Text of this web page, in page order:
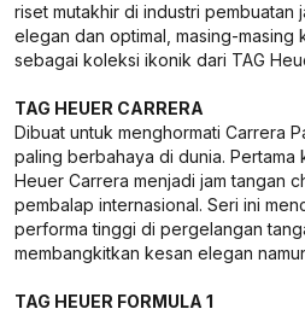
riset mutakhir di industri pembuatan
elegan dan optimal, masing-masing
sebagai koleksi ikonik dari TAG
TAG HEUER CARRERA
Dibuat untuk menghormati Carrera
paling berbahaya di dunia. Pertama
Heuer Carrera menjadi jam tangan
pembalap internasional. Seri ini
performa tinggi di pergelangan
membangkitkan kesan elegan
TAG HEUER FORMULA 1